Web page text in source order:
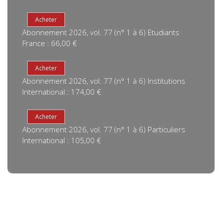
Abonnement 2026, vol. 77 (n° 1 à 6) Etudiants
France : 66,00 €
Abonnement 2026, vol. 77 (n° 1 à 6) Institutions
International : 174,00 €
Abonnement 2026, vol. 77 (n° 1 à 6) Particuliers
International : 105,00 €